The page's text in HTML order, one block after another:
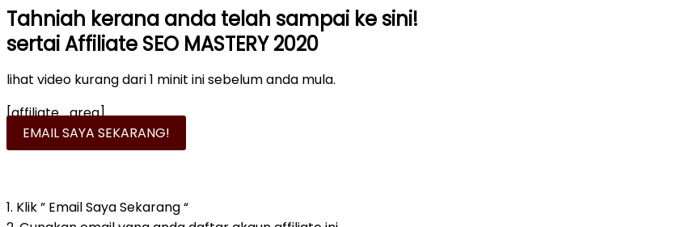
Tahniah kerana anda telah sampai ke sini!
sertai Affiliate SEO MASTERY 2020
lihat video kurang dari 1 minit ini sebelum anda mula.
[affiliate_area]
EMAIL SAYA SEKARANG!
1. Klik ” Email Saya Sekarang “